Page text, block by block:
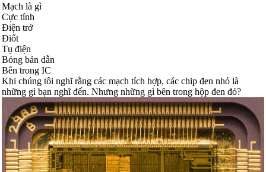
Mạch là gì
Cực tính
Điện trở
Điốt
Tụ điện
Bóng bán dẫn
Bên trong IC
Khi chúng tôi nghĩ rằng các mạch tích hợp, các chip đen nhỏ là
những gì bạn nghĩ đến. Nhưng những gì bên trong hộp đen đó?